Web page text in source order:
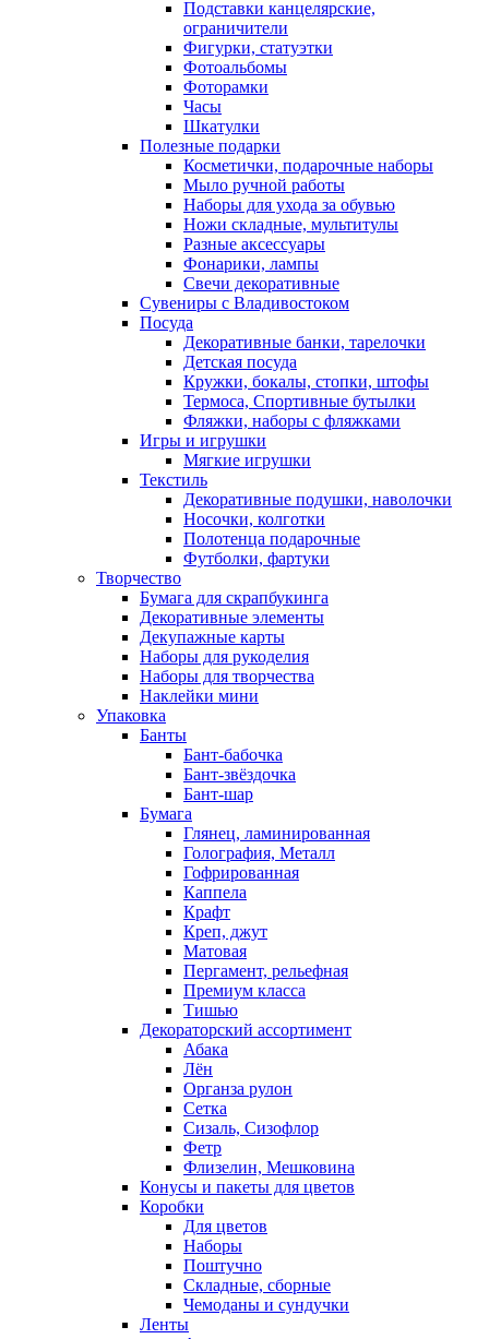
Подставки канцелярские,
ограничители
Фигурки, статуэтки
Фотоальбомы
Фоторамки
Часы
Шкатулки
Полезные подарки
Косметички, подарочные наборы
Мыло ручной работы
Наборы для ухода за обувью
Ножи складные, мультитулы
Разные аксессуары
Фонарики, лампы
Свечи декоративные
Сувениры с Владивостоком
Посуда
Декоративные банки, тарелочки
Детская посуда
Кружки, бокалы, стопки, штофы
Термоса, Спортивные бутылки
Фляжки, наборы с фляжками
Игры и игрушки
Мягкие игрушки
Текстиль
Декоративные подушки, наволочки
Носочки, колготки
Полотенца подарочные
Футболки, фартуки
Творчество
Бумага для скрапбукинга
Декоративные элементы
Декупажные карты
Наборы для рукоделия
Наборы для творчества
Наклейки мини
Упаковка
Банты
Бант-бабочка
Бант-звёздочка
Бант-шар
Бумага
Глянец, ламинированная
Голография, Металл
Гофрированная
Каппела
Крафт
Креп, джут
Матовая
Пергамент, рельефная
Премиум класса
Тишью
Декораторский ассортимент
Абака
Лён
Органза рулон
Сетка
Сизаль, Сизофлор
Фетр
Флизелин, Мешковина
Конусы и пакеты для цветов
Коробки
Для цветов
Наборы
Поштучно
Складные, сборные
Чемоданы и сундучки
Ленты